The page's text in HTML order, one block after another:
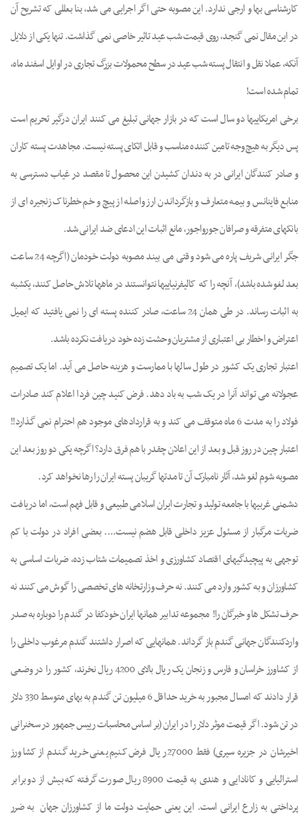
کارشناسی بها و ارجی ندارد. این مصوبه حتی اگر اجرایی می شد، بنا بعللی که تشریح آن
در این مقالنمی گنجد، روی قیمت شب عید تاثیر خاصی نمی گذاشت. تنها یکی از دلایل
آنکه، عملا نقل و انتقال پسته شب عید در سطح محمولات بزرگ تجاری در اوایل اسفند ماه،
تمام شده است!
برخی امریکاییها دو سال است که در بازار جهانی تبلیغمی کنند ایران درگیر تحریم است
پس دیگر به هیچ وجه تامین کننده مناسب و قابل اتکای پسته نیست. مجاهدت پسته کاران
و صادر کنندگان ایرانی در به دندان کشیدن این محصول تا مقصد در غیاب دسترسی به
منابع فاینانس و بیمه متعارف و بازگرداندن ارز واصله از پیچ و خم خطرناک زنجیره ای از
بانکهای متفرقه و صرافان جورواجور، مانع اثبات این ادعای ضد ایرانی شد.
جگر ایرانی شریف پاره می شود وقتی می بیند مصوبه دولت خودمان (اگرچه 24 ساعت
بعد لغو شده باشد)،آنچه را کهکالیفرنیاییها نتوانستند در ماهها تلاش حاصل کنند، یکشبه
به اثبات رساند. در طی همان 24 ساعت، صادر کننده پسته ای را نمی یافتید که ایمیل
اعتراض و اخطار بی اعتباری از مشتریان وحشت زده خود دریافت نکرده باشد.
اعتبار تجاری یک کشور در طول سالها با ممارست و هزینه حاصل می آید. اما یک تصمیم
عجولانه می تواند آنرا در یک شب به باد دهد. فرض کنید چین فردا اعلام کند صادرات
فولاد را به مدت 6 ماه متوقف می کند و به قراردادهای موجود هم احترام نمی گذارد!!
اعتبار چین در روز قبل و بعد از این اعلان چقدر با هم فرق دارد؟ اگرچه یکی دو روز بعد این
مصوبه شوم لغو شد، آثار نامبارک آن تا مدتها گریبان پسته ایران را رها نخواهد کرد.
دشمنی غربیها با جامعه تولید و تجارت ایران اسلامی طبیعی و قابل فهم است، اما دریافت
ضربات مرگبار از مسئول عزیز داخلی قابل هضم نیست.... بعضی افراد در دولت با کم
توجهی به پیچیدگیهای اقتصاد کشاورزی و اخذ تصمیمات شتاب زده، ضربات اساسی به
کشاورزان و به کشور وارد می کنند. نه حرف وزارتخانه های تخصصی را گوش می کنند نه
حرف تشکل ها و خبرگان را!مجموعه تدابیر همانها ایران خودکفا در گندم را دوباره به صدر
واردکنندگان جهانی گندم باز گرداند. همانهایی که اصرار داشتند گندم مرغوب داخلی را
از کشاورز خراسان و فارس و زنجان یک ریال بالای 4200 ریال نخرند، کشور را در وضعی
قرار دادند که امسال مجبور به خرید حداقل 6 میلیون تن گندم به بهای متوسط 330 دلار
در تن شود. اگر قیمت موثر دلار را در ایران (بر اساس محاسبات رییس جمهور در سخنرانی
اخیرشان در جزیره سیری) فقط 27000 ریال فرض کنیم یعنی خرید گندم از کشاورز
استرالیایی و کانادایی و هندی به قیمت 8900 ریال صورت گرفته که بیش از دو برابر
پرداختی به زارع ایرانی است. این یعنی حمایت دولت ما از کشاورزان جهان به ضرر